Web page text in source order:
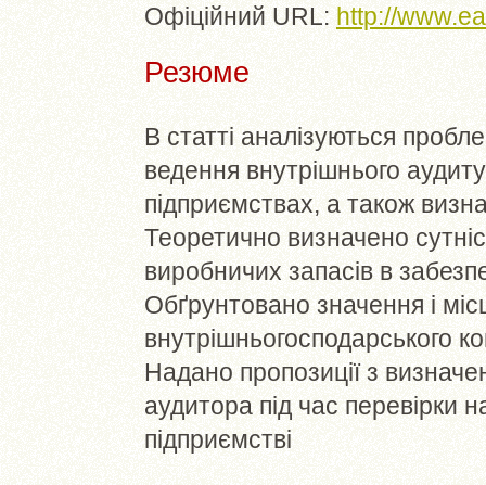
Офіційний URL: http://
Резюме
В статті аналізуються
ведення внутрішнього
підприємствах, а також
Теоретично визначено
виробничих запасів в
Обґрунтовано значення і
внутрішньогосподарського
Надано пропозиції з
аудитора під час перевірки
підприємстві